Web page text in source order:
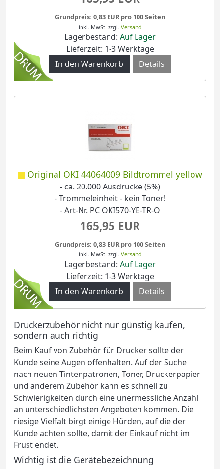
Grundpreis: 0,83 EUR pro 100 Seiten
inkl. MwSt. zzgl. Versand
Lagerbestand: Auf Lager
Lieferzeit: 1-3 Werktage
Details
Original OKI 44064009 Bildtrommel yellow
- ca. 20.000 Ausdrucke (5%)
- Trommeleinheit - kein Toner!
- Art-Nr. PC OKI570-YE-TR-O
165,95 EUR
Grundpreis: 0,83 EUR pro 100 Seiten
inkl. MwSt. zzgl. Versand
Lagerbestand: Auf Lager
Lieferzeit: 1-3 Werktage
Details
Druckerzubehör nicht nur günstig kaufen,
sondern auch richtig
Beim Kauf von Zubehör für Drucker sollte der
Kunde seine Augen offenhalten. Auf der Suche
nach neuen Tintenpatronen, Toner, Druckerpapier
und anderem Zubehör kann es schnell zu
Schwierigkeiten durch eine unermessliche Anzahl
an unterschiedlichsten Angeboten kommen. Die
riesige Vielfalt birgt einige Hürden, auf die der
Kunde achten sollte, damit der Einkauf nicht im
Frust endet.
Wichtig ist die Gerätebezeichnung